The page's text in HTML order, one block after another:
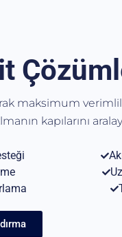
maksimum
kapılarını